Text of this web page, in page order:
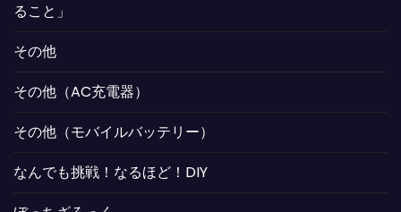
ること」
その他
その他（AC充電器）
その他（モバイルバッテリー）
なんでも挑戦！なるほど！DIY